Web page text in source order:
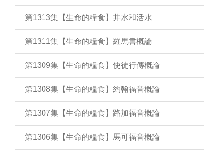
第1313集【生命的糧食】井水和活水
第1311集【生命的糧食】羅馬書概論
第1309集【生命的糧食】使徒行傳概論
第1308集【生命的糧食】約翰福音概論
第1307集【生命的糧食】路加福音概論
第1306集【生命的糧食】馬可福音概論